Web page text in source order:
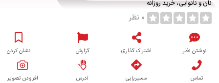
نان و نانوایی خرید روزانه
0 نظر
نوشتن نظر اشتراک گذاری گزارش نشان کردن
تماس مسیریابی آدرس افزودن تصویر